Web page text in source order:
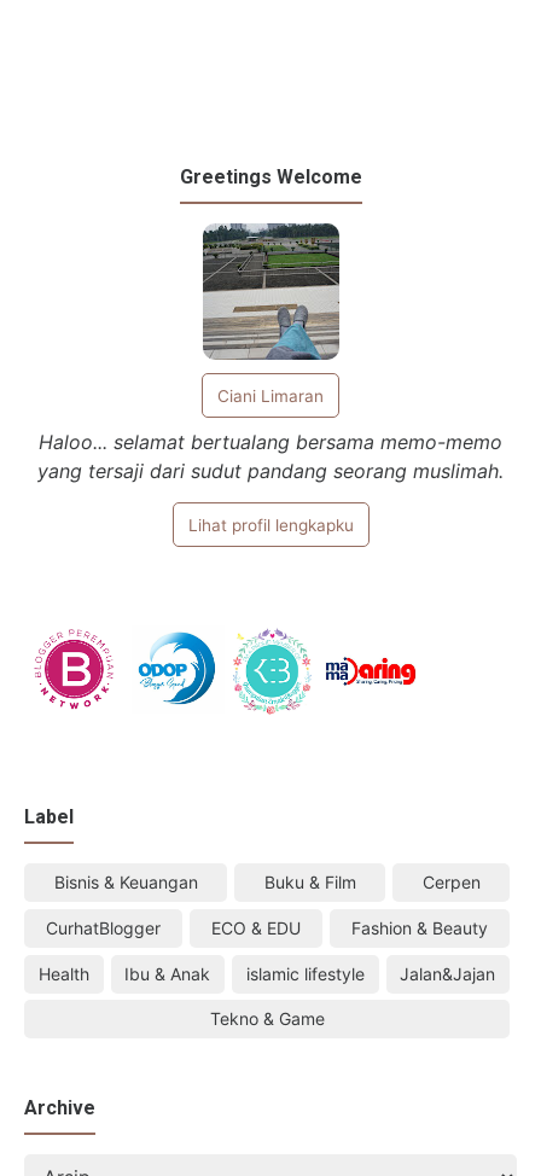
Greetings Welcome
Ciani Limaran
Haloo... selamat bertualang bersama memo-memo
yang tersaji dari sudut pandang seorang muslimah.
Lihat profil lengkapku
Label
Bisnis & Keuangan Buku & Film Cerpen
CurhatBlogger ECO & EDU Fashion & Beauty
Health Ibu & Anak islamic lifestyle Jalan&Jajan
Tekno & Game
Archive